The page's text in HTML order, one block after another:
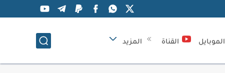
الموبايل القناة المزيد